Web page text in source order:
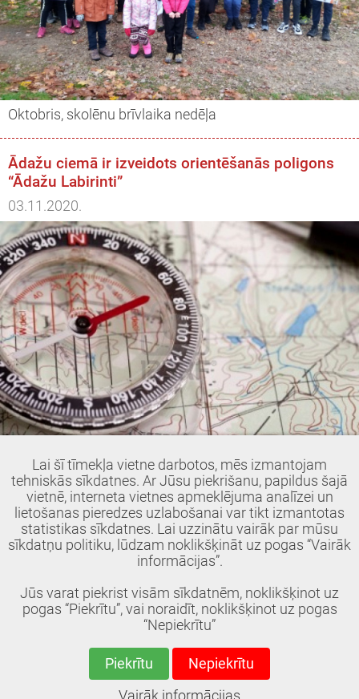
Oktobris, skolēnu brīvlaika nedēļa
Ādažu ciemā ir izveidots orientēšanās poligons
“Ādažu Labirinti”
03.11.2020.
Ādaži
Attālinātie treniņi orientēšanās sportā
23.04.2020.
Dalīties: Facebook Google+ Draugiem
© 2018, Ādažu BJSS. Visas tiesības aizsargātas.
Lai šī tīmekļa vietne darbotos, mēs izmantojam
tehniskās sīkdatnes. Ar Jūsu piekrišanu, papildus šajā
vietnē, interneta vietnes apmeklējuma analīzei un
lietošanas pieredzes uzlabošanai var tikt izmantotas
statistikas sīkdatnes. Lai uzzinātu vairāk par mūsu
sīkdatņu politiku, lūdzam noklikšķināt uz pogas “Vairāk
informācijas”.
Jūs varat piekrist visām sīkdatnēm, noklikšķinot uz
pogas “Piekrītu”, vai noraidīt, noklikšķinot uz pogas
“Nepiekrītu”
Piekrītu
Nepiekrītu
Vairāk informācijas